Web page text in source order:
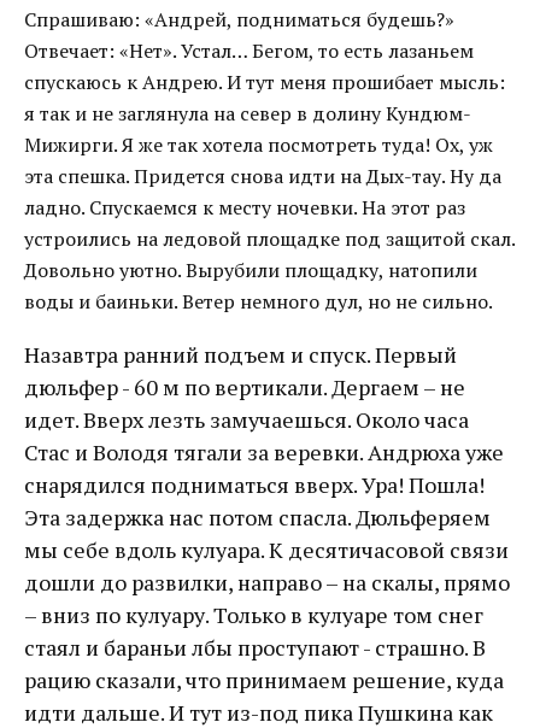
Спрашиваю: «Андрей, подниматься будешь?»
Отвечает: «Нет». Устал… Бегом, то есть лазаньем
спускаюсь к Андрею. И тут меня прошибает мысль:
я так и не заглянула на север в долину Кундюм-
Мижирги. Я же так хотела посмотреть туда! Ох, уж
эта спешка. Придется снова идти на Дых-тау. Ну да
ладно. Спускаемся к месту ночевки. На этот раз
устроились на ледовой площадке под защитой скал.
Довольно уютно. Вырубили площадку, натопили
воды и баиньки. Ветер немного дул, но не сильно.
Назавтра ранний подъем и спуск. Первый
дюльфер - 60 м по вертикали. Дергаем – не
идет. Вверх лезть замучаешься. Около часа
Стас и Володя тягали за веревки. Андрюха уже
снарядился подниматься вверх. Ура! Пошла!
Эта задержка нас потом спасла. Дюльферяем
мы себе вдоль кулуара. К десятичасовой связи
дошли до развилки, направо – на скалы, прямо
– вниз по кулуару. Только в кулуаре том снег
стаял и бараньи лбы проступают - страшно. В
рацию сказали, что принимаем решение, куда
идти дальше. И тут из-под пика Пушкина как